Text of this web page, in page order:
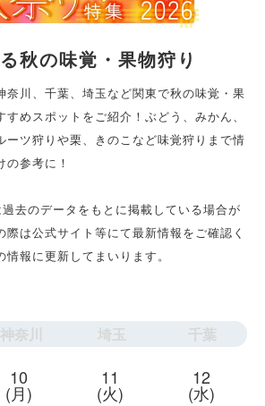
秋の味覚・果物狩り
奈川、千葉、埼玉など関東で秋の味覚・果
めスポットをご紹介！ぶどう、みかん、
ーツ狩りや栗、きのこなど味覚狩りまで情
参考に！
去のデータをもとに掲載している場合が
は公式サイト等にて最新情報をご確認く
報に更新してまいります。
神奈川 埼玉 千葉
10
(月)
11
(火)
12
(水)